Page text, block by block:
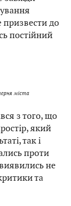
призвести до
постійний
міста
з того, що
який
так і
проти
не
та